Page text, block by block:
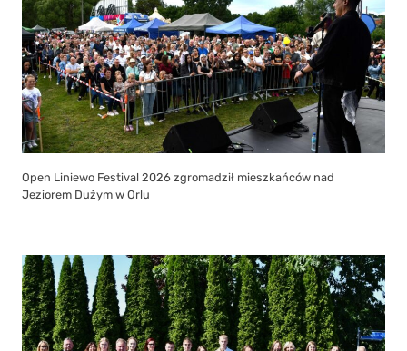
Open Liniewo Festival 2026 zgromadził mieszkańców nad
Jeziorem Dużym w Orlu